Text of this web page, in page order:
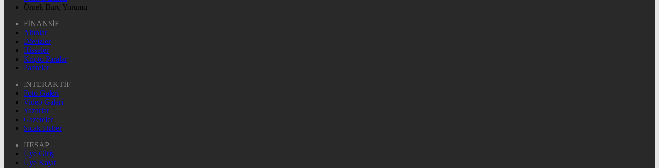
Örnek Burç Yorumu
FİNANSİF
Altınlar
Dövizler
Hisseler
Kripto Paralar
Pariteler
İNTERAKTİF
Foto Galeri
Video Galeri
Yazarlar
Gazeteler
Sıcak Haber
HESAP
Üye Giriş
Üye Kayıt